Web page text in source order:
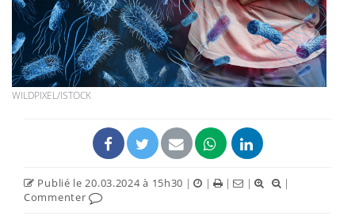
WILDPIXEL/ISTOCK
Publié le 20.03.2024 à 15h30 | | | |
|
Commenter